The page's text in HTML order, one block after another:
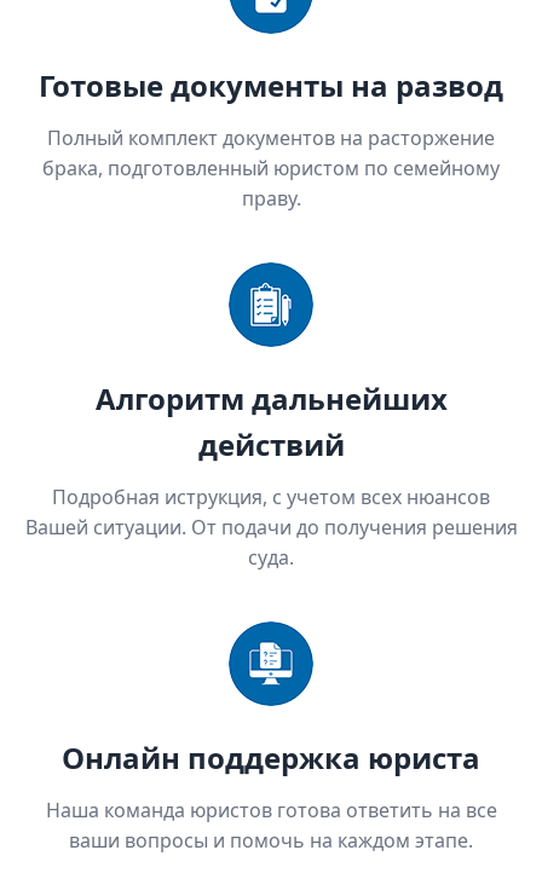
Готовые документы на развод
Полный комплект документов на расторжение
брака, подготовленный юристом по семейному
праву.
Алгоритм дальнейших
действий
Подробная иструкция, с учетом всех нюансов
Вашей ситуации. От подачи до получения решения
суда.
Онлайн поддержка юриста
Наша команда юристов готова ответить на все
ваши вопросы и помочь на каждом этапе.